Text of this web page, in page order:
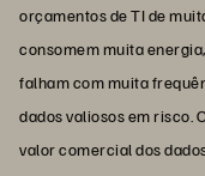
orçamentos de TI de
consomem muita
falham com muita
dados valiosos em risco.
valor comercial dos